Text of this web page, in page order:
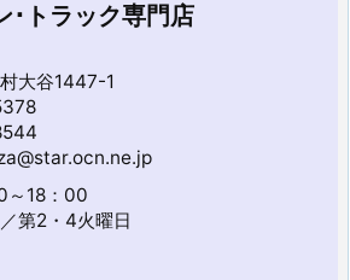
･トラック専門店
大谷1447-1
～18：00
第2・4火曜日